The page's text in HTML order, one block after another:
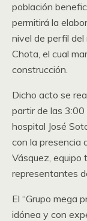
población
permitirá la
nivel de perfil del
Chota, el cual
construcción.
Dicho acto se
partir de las 3:00
hospital José
con la presencia
Vásquez, equipo
representantes
El “Grupo mega
idónea y con